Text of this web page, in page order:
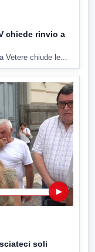
chiede rinvio a
Vetere chiude le...
▶
soli